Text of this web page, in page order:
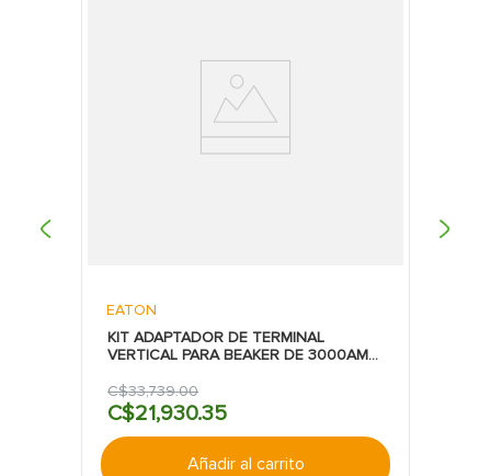
EATON
KIT ADAPTADOR DE TERMINAL
VERTICAL PARA BEAKER DE 3000AMP
C$33,739.00
C$21,930.35
Añadir al carrito